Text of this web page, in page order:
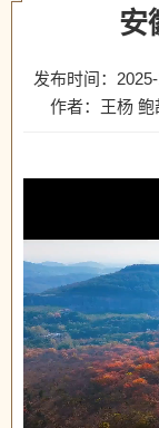
安
发布时间：
作者：王杨 鲍